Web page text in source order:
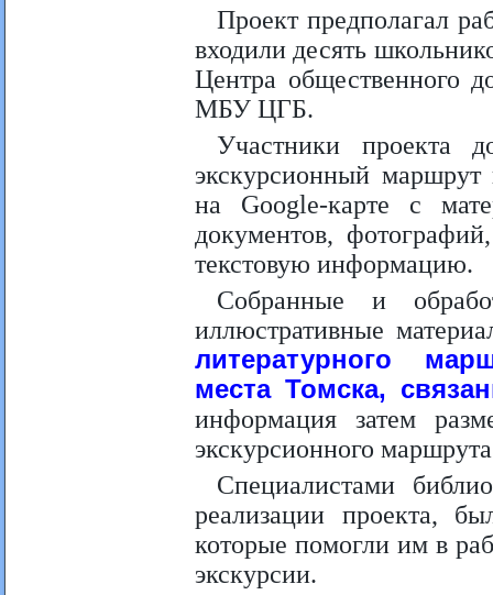
Проект предполагал
входили десять
Центра общественного
МБУ ЦГБ.
Участники проекта
экскурсионный маршрут
на Google-картe с
документов,
текстовую информацию.
Собранные и
иллюстративные
литературного
места Томска,
информация затем
экскурсионного
Специалистами
реализации проекта,
которые помогли им в
экскурсии.